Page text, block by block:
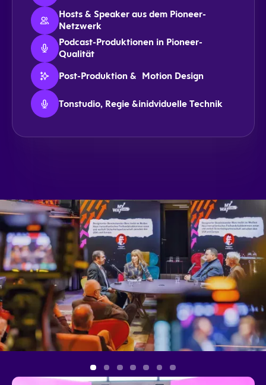
Hosts & Speaker aus dem Pioneer-
Netzwerk
Podcast-Produktionen in Pioneer-
Qualität
Post-Produktion & Motion Design
Tonstudio, Regie &inidviduelle Technik